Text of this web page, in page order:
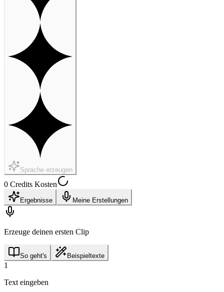
Sprache erzeugen
0 Credits Kosten
Ergebnisse Meine Erstellungen
Erzeuge deinen ersten Clip
So geht's Beispieltexte
1
Text eingeben